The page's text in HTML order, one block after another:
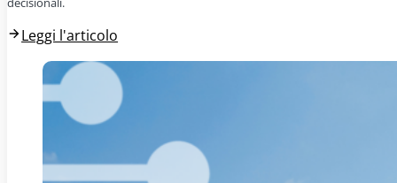
Leggi l'articolo